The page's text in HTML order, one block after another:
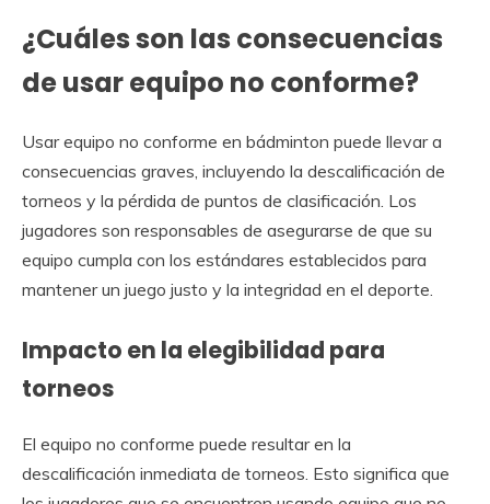
¿Cuáles son las consecuencias
de usar equipo no conforme?
Usar equipo no conforme en bádminton puede llevar a
consecuencias graves, incluyendo la descalificación de
torneos y la pérdida de puntos de clasificación. Los
jugadores son responsables de asegurarse de que su
equipo cumpla con los estándares establecidos para
mantener un juego justo y la integridad en el deporte.
Impacto en la elegibilidad para
torneos
El equipo no conforme puede resultar en la
descalificación inmediata de torneos. Esto significa que